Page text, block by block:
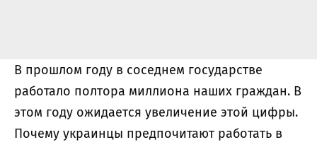
В прошлом году в соседнем государстве
работало полтора миллиона наших граждан. В
этом году ожидается увеличение этой цифры.
Почему украинцы предпочитают работать в